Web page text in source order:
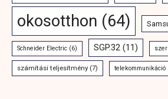
okosotthon (64)
Schneider Electric (6) SGP.32 (11)
számítási teljesítmény(7) telekommunikáció